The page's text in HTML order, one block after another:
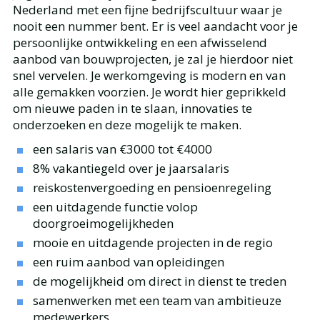
Nederland met een fijne bedrijfscultuur waar je
nooit een nummer bent. Er is veel aandacht voor je
persoonlijke ontwikkeling en een afwisselend
aanbod van bouwprojecten, je zal je hierdoor niet
snel vervelen. Je werkomgeving is modern en van
alle gemakken voorzien. Je wordt hier geprikkeld
om nieuwe paden in te slaan, innovaties te
onderzoeken en deze mogelijk te maken.
een salaris van €3000 tot €4000
8% vakantiegeld over je jaarsalaris
reiskostenvergoeding en pensioenregeling
een uitdagende functie volop
doorgroeimogelijkheden
mooie en uitdagende projecten in de regio
een ruim aanbod van opleidingen
de mogelijkheid om direct in dienst te treden
samenwerken met een team van ambitieuze